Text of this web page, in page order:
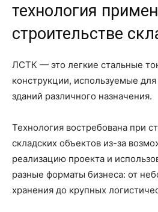
технология
строительстве
ЛСТК — это легкие стальные
конструкции, используемые для
зданий различного назначения.
Технология востребована при
складских объектов из-за
реализацию проекта и
разные форматы бизнеса: от
хранения до крупных